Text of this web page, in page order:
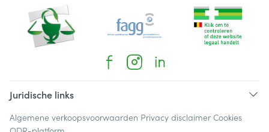
Juridische links
Algemene verkoopsvoorwaarden Privacy disclaimer Cookies